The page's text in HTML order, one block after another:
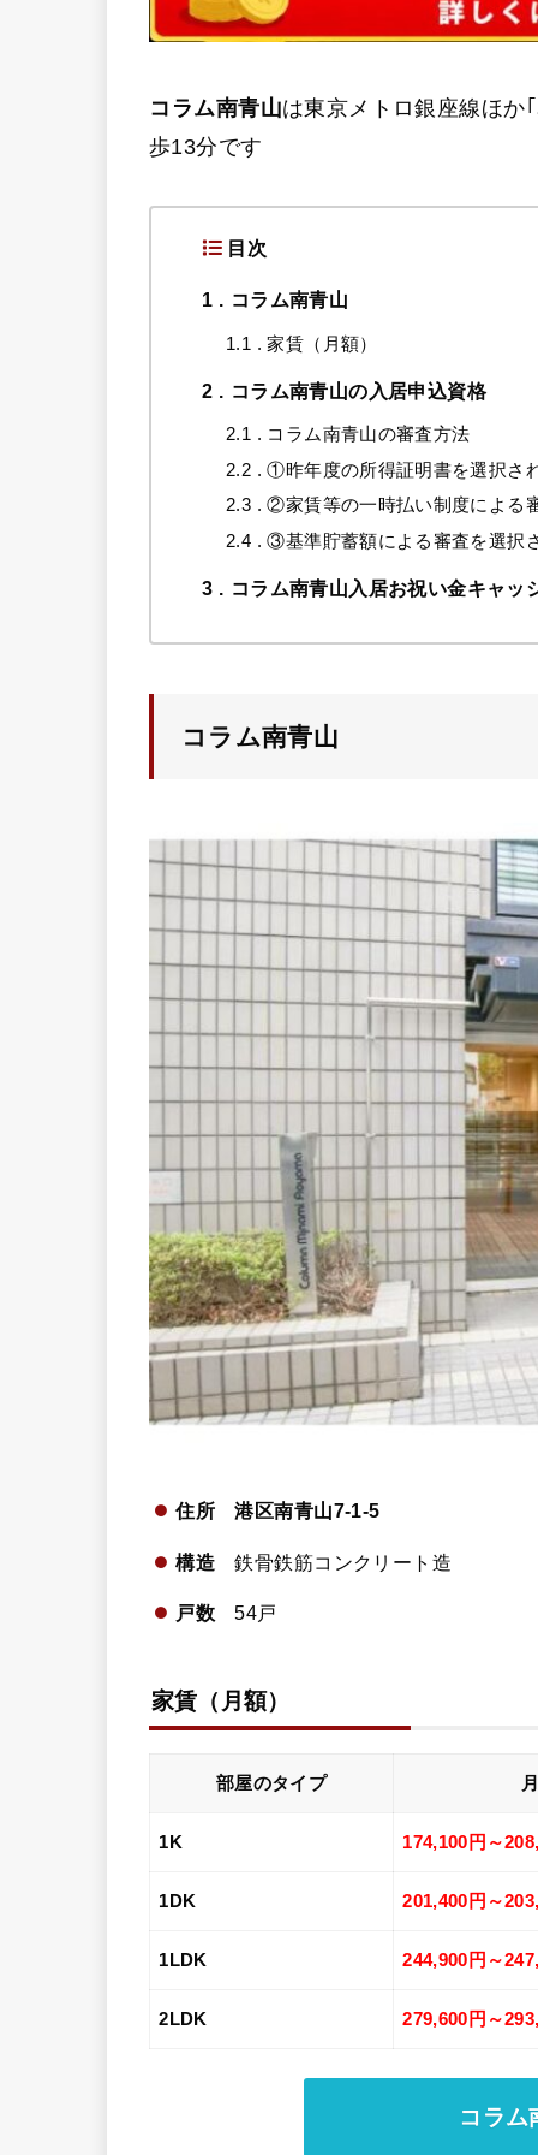
コラム南青山は東京メトロ銀座線ほか
歩13分です
目次
1 コラム南青山
1.1 家賃（月額）
2 コラム南青山の入居申込資格
2.1
コラム南青山の審査方法
2.2
①昨年度の所得証明書を選択さ
2.3
②家賃等の一時払い制度による
2.4
③基準貯蓄額による審査を選択
3 コラム南青山入居お祝い金キャッ
コラム南青山
住所 港区南青山7-1-5
構造 鉄骨鉄筋コンクリート造
戸数 54戸
家賃（月額）
部屋のタイプ
1K 174,100円～
1DK 201,400円～
1LDK 244,900円～
2LDK 279,600円～
コラム